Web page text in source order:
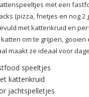
met een
(pizza, frietjes en nog 2
met kattenkruid en
om te grijpen, gooien
maakt ze ideaal voor
speeltjes
kattenkruid
jachtspelletjes